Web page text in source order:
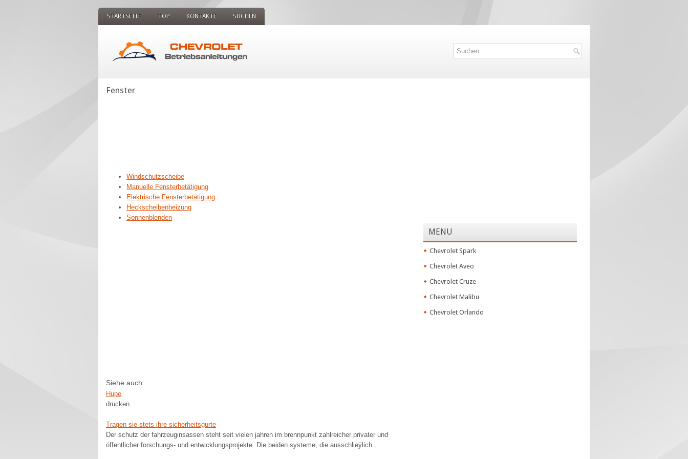
STARTSEITE TOP KONTAKTE SUCHEN
Fenster
Windschutzscheibe
Manuelle Fensterbetätigung
Elektrische Fensterbetätigung
Heckscheibenheizung
Sonnenblenden
Siehe auch:
Hupe
drücken. ...
Tragen sie stets ihre sicherheitsgurte
Der schutz der fahrzeuginsassen steht seit vielen jahren im brennpunkt zahlreicher privater und
öffentlicher forschungs- und entwicklungsprojekte. Die beiden systeme, die ausschlieÿlich ...
MENU
Chevrolet Spark
Chevrolet Aveo
Chevrolet Cruze
Chevrolet Malibu
Chevrolet Orlando